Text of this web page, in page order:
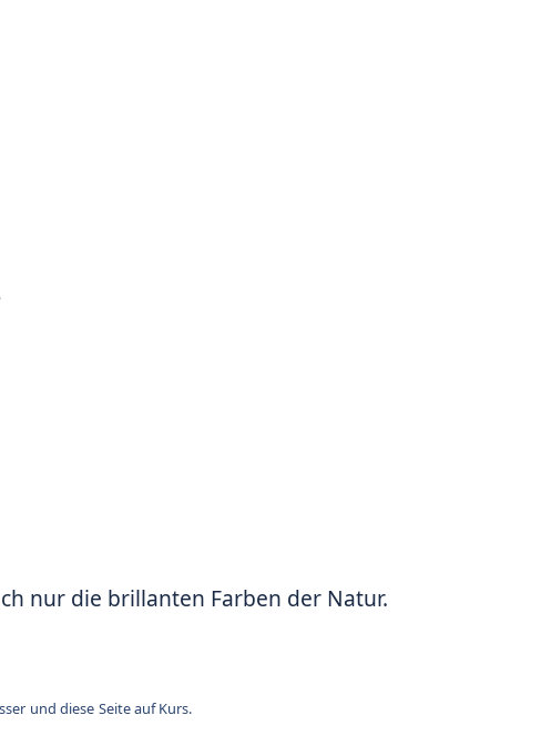
nur die brillanten Farben der Natur.
und diese Seite auf Kurs.